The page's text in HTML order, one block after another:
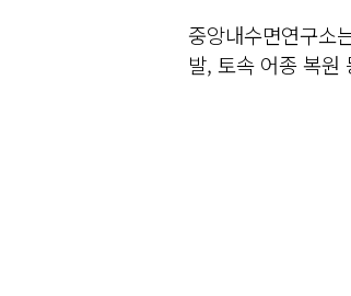
중앙내수면연구소
발, 토속 어종 복원